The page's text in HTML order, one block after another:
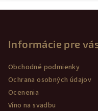
Informácie pre
Obchodné podmienky
Ochrana osobných údajov
Ocenenia
Víno na svadbu